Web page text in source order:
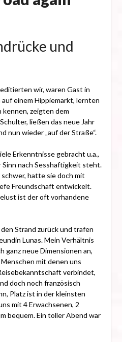
8.
und
wir, waren Gast in
einem Hippiemarkt, lernten
kennen, zeigten dem
ließen das neue Jahr
nun wieder „auf der Straße“.
Erkenntnisse gebracht u.a.,
Sinn nach Sesshaftigkeit steht.
hatte sie doch mit
Freundschaft entwickelt.
ist der oft vorhandene
Strand zurück und trafen
Lunas. Mein Verhältnis
ganz neue Dimensionen an,
mit denen uns
verbindet,
doch noch französisch
Platz ist in der kleinsten
mit 4 Erwachsenen, 2
bequem. Ein toller Abend war